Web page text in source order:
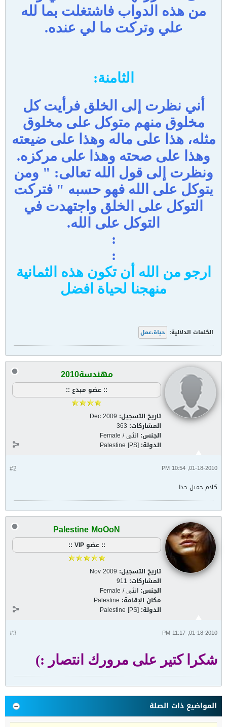
من هذه الدواب فاشتغلت بما لله
علي وتركت ما لي عنده.
الثامنة:
أني نظرت إلى الخلق فرأيت كل
مخلوق منهم متوكل على مخلوق
مثله، هذا على ماله وهذا على ضيعته
وهذا على صحته وهذا على مركزه.
ونظرت إلى قول الله تعالى: " ومن
يتوكل على الله فهو حسبه " فتركت
التوكل على الخلق واجتهدت في
التوكل على الله.
:
:
ارجو من الله أن تكون هذه الثمانية
منهجنا لحياة افضل
الكلمات الدلالية: حياة،عمل
مهندسة2010
:: عضو مبدع ::
تاريخ التسجيل: Dec 2009
المشاركات: 363
الجنس: انثى / Female
الدولة: Palestine [PS]
#2 01-18-2010, 10:54 PM
كلام جميل جدا
Palestine MoOoN
:: عضو VIP ::
تاريخ التسجيل: Nov 2009
المشاركات: 911
الجنس: انثى / Female
مكان الإقامة: Palestine
الدولة: Palestine [PS]
#3 01-18-2010, 11:17 PM
شكرا كتير على مرورك انتصار :)
المواضيع ذات الصلة